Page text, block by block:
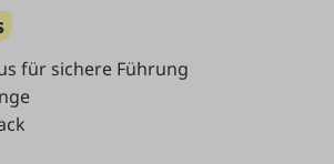
für sichere Führung